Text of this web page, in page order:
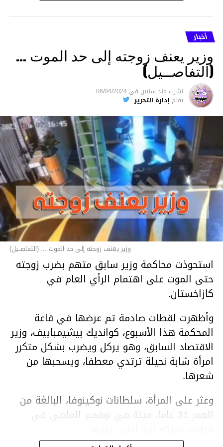
أخبار
وزير يعنف زوجته إلى حد الموت …
(التفاصــيل)
نشرت منذ سنتين فى 06/04/2024
بقلم إدارة التحرير
وزير يعنف زوجته إلى حد الموت ... (التفاصــيل)
استحوذت محاكمة وزير سابق متهم بضرب زوجته
حتى الموت على اهتمام الرأي العام في
كازاخستان.
وأظهرت لقطات صادمة تم عرضها في قاعة
المحكمة هذا الأسبوع، كوانديك بيشيمباييف، وزير
الاقتصاد السابق، وهو يركل ويضرب بشكل متكرر
امرأة شابة نحيلة ترتدي معطفا، ويسحبها من
شعرها.
وعثر على المرأة، سلطانات نوكينوفا، البالغة من
العمر 31 عاما، ميتة في نوفمبر الماضي في